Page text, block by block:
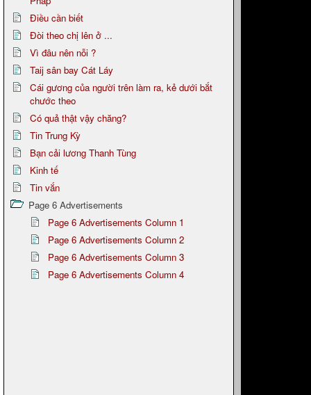
Điều cần biết
Đòi theo chị lên ở ...
Vì đâu nên nỗi ?
Taij sân bay Cát Láy
Cái gương của người trên làm ra, kẻ dưới bắt
chước theo
Có quả thật vậy chăng?
Tin Trung Kỳ
Bạn cải lương Thanh Tùng
Kinh tế
Tin vắn
Page 6 Advertisements
Page 6 Advertisements Column 1
Page 6 Advertisements Column 2
Page 6 Advertisements Column 3
Page 6 Advertisements Column 4